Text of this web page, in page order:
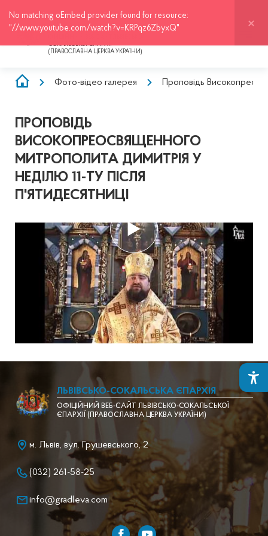
ЛЬВІВСЬКО-СОКАЛЬСЬКА
ЄПАРХІЯ
СОКАЛЬСЬКОЇ ЄПАРХІЇ
(ПРАВОСЛАВНА ЦЕРКВА УКРАЇНИ)
РЯДОКФото-відео галерея Проповідь
ПРОПОВІДЬ
ВИСОКОПРЕОСВЯЩЕННОГО
МИТРОПОЛИТА ДИМИТРІЯ У
НЕДІЛЮ 11-ТУ ПІСЛЯ
П'ЯТИДЕСЯТНИЦІ
ЛЬВІВСЬКО-СОКАЛЬСЬКА ЄПАРХІЯ
ОФІЦІЙНИЙ ВЕБ-САЙТ ЛЬВІВСЬКО-СОКАЛЬСЬКОЇ
ЄПАРХІЇ (ПРАВОСЛАВНА ЦЕРКВА УКРАЇНИ)
м. Львів, вул. Грушевського, 2
(032) 261-58-25
info@gradleva.com
No matching oEmbed provider found for resource:
"//www.youtube.com/watch?v=KRPqz6ZbyxQ"